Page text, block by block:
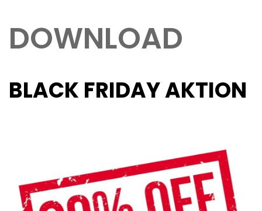
DOWNLOAD
BLACK FRIDAY AKTION